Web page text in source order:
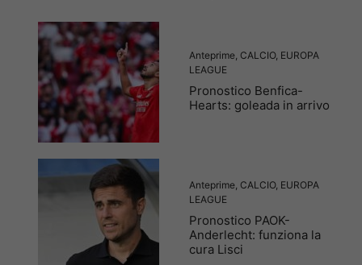
Anteprime CALCIO, EUROPA
LEAGUE
Pronostico Benfica-
Hearts: goleada in arrivo
Anteprime CALCIO, EUROPA
LEAGUE
Pronostico PAOK-
Anderlecht: funziona la
cura Lisci